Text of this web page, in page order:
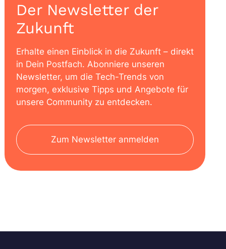
Der Newsletter der
Zukunft
Erhalte einen Einblick in die Zukunft – direkt
in Dein Postfach. Abonniere unseren
Newsletter, um die Tech-Trends von
morgen, exklusive Tipps und Angebote für
unsere Community zu entdecken.
Zum Newsletter anmelden